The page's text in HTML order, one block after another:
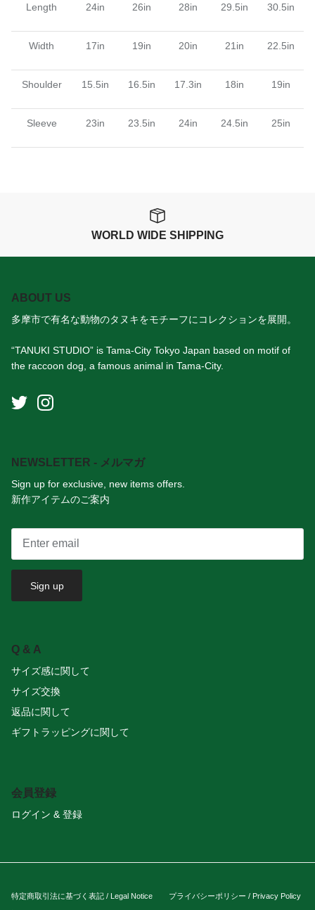
Length 24in 26in 28in 29.5in 30.5in
Width 17in 19in 20in 21in 22.5in
Shoulder 15.5in 16.5in 17.3in 18in 19in
Sleeve 23in 23.5in 24in 24.5in 25in
WORLD WIDE SHIPPING
ABOUT US
多摩市で有名な動物のタヌキをモチーフにコレクションを展開。
“TANUKI STUDIO” is Tama-City Tokyo Japan based on motif of
the raccoon dog, a famous animal in Tama-City.
NEWSLETTER - メルマガ
Sign up for exclusive, new items offers.
新作アイテムのご案内
Sign up
Q & A
サイズ感に関して
サイズ交換
返品に関して
ギフトラッピングに関して
会員登録
ログイン & 登録
特定商取引法に基づく表記 / Legal Notice プライバシーポリシー / Privacy Policy